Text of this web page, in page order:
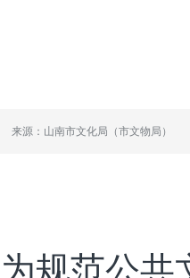
来源：山南市文化局（市文物局）
为规范公共